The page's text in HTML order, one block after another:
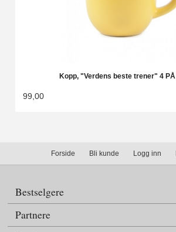
Kopp, "Verdens beste trener" 4 PÅ
99,00
Forside Bli kunde Logg inn
Bestselgere
Partnere